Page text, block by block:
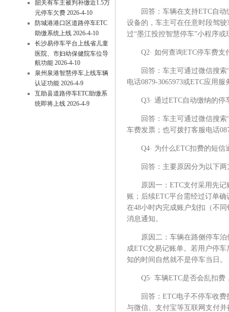
韶关有车主被判补缴近1.5万
元停车欠费 2026-4-10
防城港港口区道路停车ETC
助缴系统上线 2026-4-10
长沙易停车平台上线省儿童
医院、市妇幼保健院车位导
航功能 2026-4-10
泉州泉港智慧停车上线车辆
认证功能 2026-4-9
互助县道路停车ETC助缴系
统即将上线 2026-4-9
回答：车辆在支持ETC自动
设备的，车主可在任意时段驾
过“墨江投控智慧停车”小程序
Q2· 如何查询ETC停车费支
回答：车主可通过微信搜索“
电话0879-3065973或ETC应用
Q3· 通过ETC自动缴纳的停
回答：车主可通过微信搜索“
车费发票；也可拨打客服电话
Q4· 为什么ETC扣费的短信
回答：主要原因分为以下两
原因一：ETC支付采用先记
账；后续ETC平台需经过订单
在48小时内完成账户划扣（不
消息通知。
原因二：车辆在路侧停车泊
成ETC交易记账单。若用户停
知的时间自然就不是停车当日。
Q5· 车辆ETC是否会乱扣费
回答：ETC电子不停车收费
与微信、支付宝等互联网支付